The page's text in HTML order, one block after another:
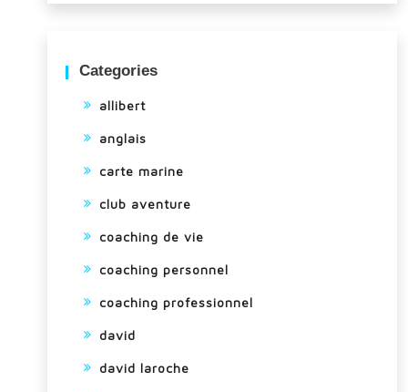
Categories
allibert
anglais
carte marine
club aventure
coaching de vie
coaching personnel
coaching professionnel
david
david laroche